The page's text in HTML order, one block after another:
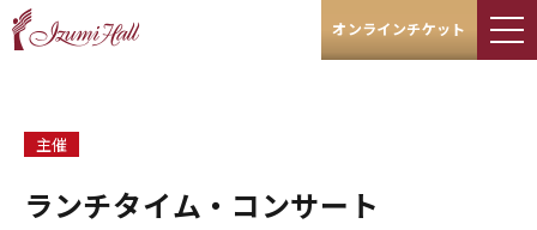
オンラインチケット
主催
ランチタイム・コンサート